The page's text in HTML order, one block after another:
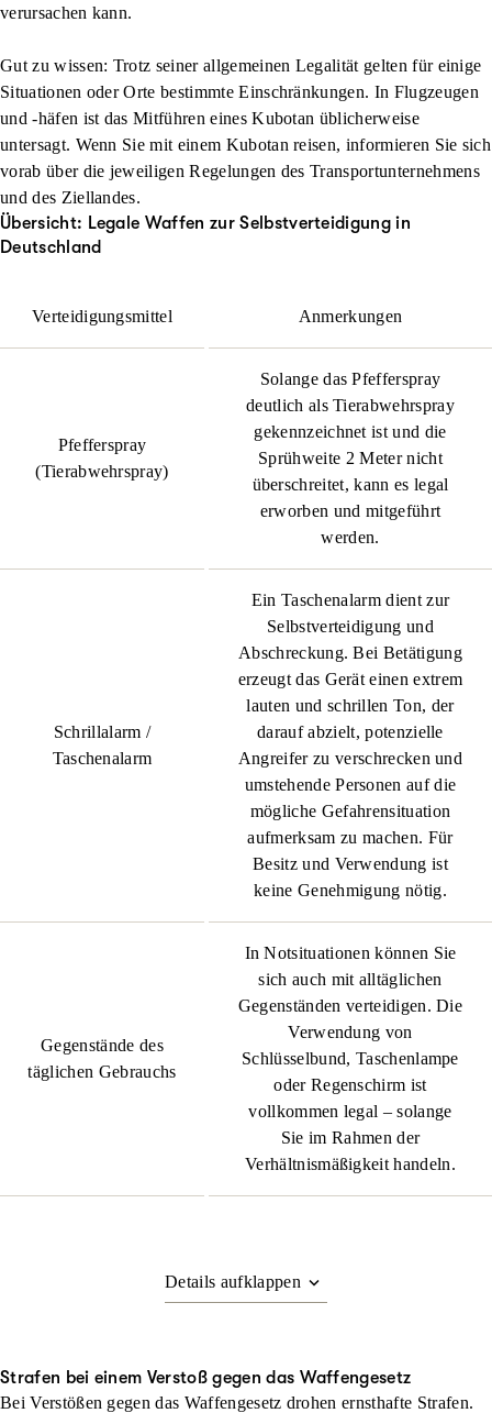
verursachen kann.
Gut zu wissen: Trotz seiner allgemeinen Legalität gelten für einige
Situationen oder Orte bestimmte Einschränkungen. In Flugzeugen
und -häfen ist das Mitführen eines Kubotan üblicherweise
untersagt. Wenn Sie mit einem Kubotan reisen, informieren Sie sich
vorab über die jeweiligen Regelungen des Transportunternehmens
und des Ziellandes.
Übersicht: Legale Waffen zur Selbstverteidigung in
Deutschland
Verteidigungsmittel Anmerkungen
Pfefferspray
(Tierabwehrspray)
Solange das Pfefferspray
deutlich als Tierabwehrspray
gekennzeichnet ist und die
Sprühweite 2 Meter nicht
überschreitet, kann es legal
erworben und mitgeführt
werden.
Schrillalarm /
Taschenalarm
Ein Taschenalarm dient zur
Selbstverteidigung und
Abschreckung. Bei Betätigung
erzeugt das Gerät einen extrem
lauten und schrillen Ton, der
darauf abzielt, potenzielle
Angreifer zu verschrecken und
umstehende Personen auf die
mögliche Gefahrensituation
aufmerksam zu machen. Für
Besitz und Verwendung ist
keine Genehmigung nötig.
Gegenstände des
täglichen Gebrauchs
In Notsituationen können Sie
sich auch mit alltäglichen
Gegenständen verteidigen. Die
Verwendung von
Schlüsselbund, Taschenlampe
oder Regenschirm ist
vollkommen legal – solange
Sie im Rahmen der
Verhältnismäßigkeit handeln.
Strafen bei einem Verstoß gegen das Waffengesetz
Bei Verstößen gegen das Waffengesetz drohen ernsthafte Strafen.